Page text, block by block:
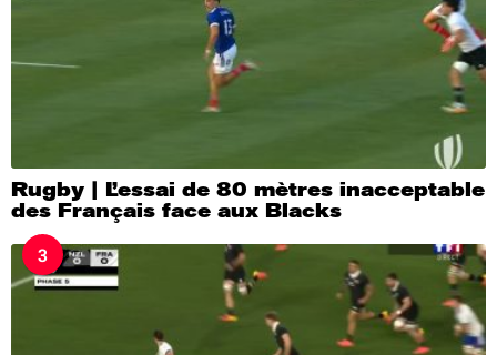
Rugby | L’essai de 80 mètres inacceptable
des Français face aux Blacks
3